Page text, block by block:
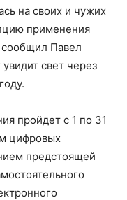
на своих и чужих
применения
сообщил Павел
свет через
пройдет с 1 по 31
цифровых
предстоящей